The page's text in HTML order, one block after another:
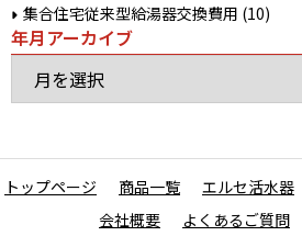
集合住宅従来型給湯器交換費用 (10)
年月アーカイブ
トップページ 商品一覧 エルセ活水器
会社概要
よくあるご質問